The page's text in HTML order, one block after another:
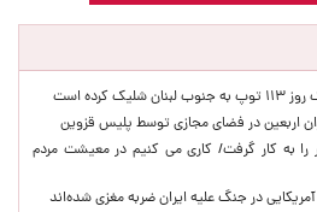
است
اربعین در فضای مجازی توسط پلیس قزوین
را به کار گرفت/ کاری می کنیم در معیشت مردم
در جنگ علیه ایران ضربه مغزی شده‌اند